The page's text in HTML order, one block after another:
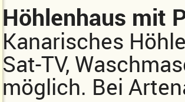
Höhlenhaus mit
Kanarisches
Sat-TV,
möglich. Bei